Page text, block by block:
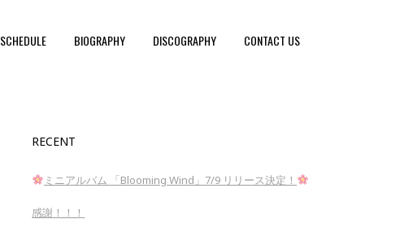
SCHEDULE BIOGRAPHY DISCOGRAPHY CONTACT US
RECENT
ミニアルバム 「Blooming Wind」7/9 リリース決定！
感謝！！！